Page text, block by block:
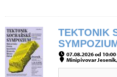
TEKTONIK
07.08.2026 od
Minipivovar